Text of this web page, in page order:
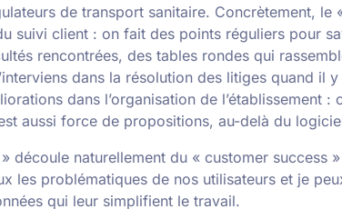
de transport sanitaire. Concrètement, le
suivi client : on fait des points réguliers pour
rencontrées, des tables rondes qui
dans la résolution des litiges quand il
dans l’organisation de l’établissement :
aussi force de propositions, au-delà du
découle naturellement du « customer success
les problématiques de nos utilisateurs et je
qui leur simplifient le travail.